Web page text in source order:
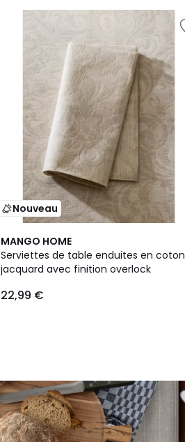
Nouveau
MANGO HOME
Serviettes de table enduites en coton
jacquard avec finition overlock
22,99 €